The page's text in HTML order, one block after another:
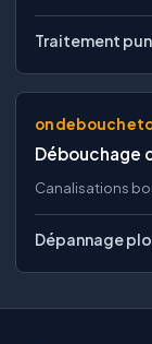
Traitement
Débouchage
Canalisations
Dépannage